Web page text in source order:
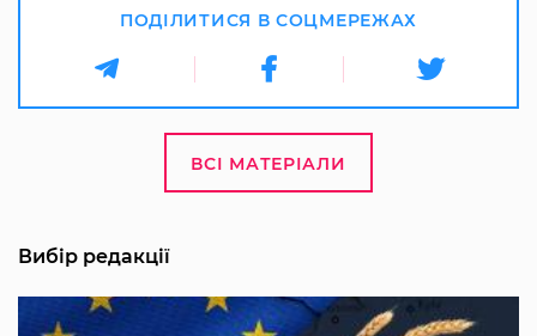
ПОДІЛИТИСЯ В СОЦМЕРЕЖАХ
ВСІ МАТЕРІАЛИ
Вибір редакції